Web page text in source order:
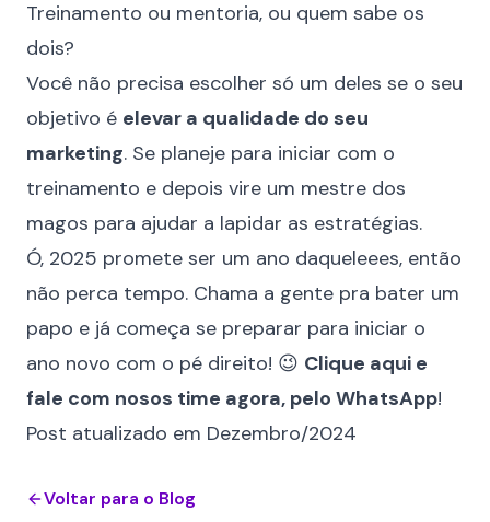
Treinamento ou mentoria, ou quem sabe os
dois?
Você não precisa escolher só um deles se o seu
objetivo é elevar a qualidade do seu
marketing. Se planeje para iniciar com o
treinamento e depois vire um mestre dos
magos para ajudar a lapidar as estratégias.
Ó, 2025 promete ser um ano daqueleees, então
não perca tempo. Chama a gente pra bater um
papo e já começa se preparar para iniciar o
ano novo com o pé direito! 😉 Clique aqui e
fale com nosos time agora, pelo WhatsApp!
Post atualizado em Dezembro/2024
Voltar para o Blog